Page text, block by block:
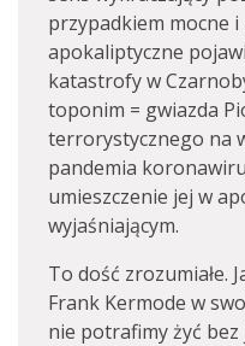
przypadkiem mocne
apokaliptyczne
katastrofy w
toponim = gwiazda
terrorystycznego na
pandemia
umieszczenie jej w
wyjaśniającym.
To dość zrozumiałe.
Frank Kermode w
nie potrafimy żyć bez